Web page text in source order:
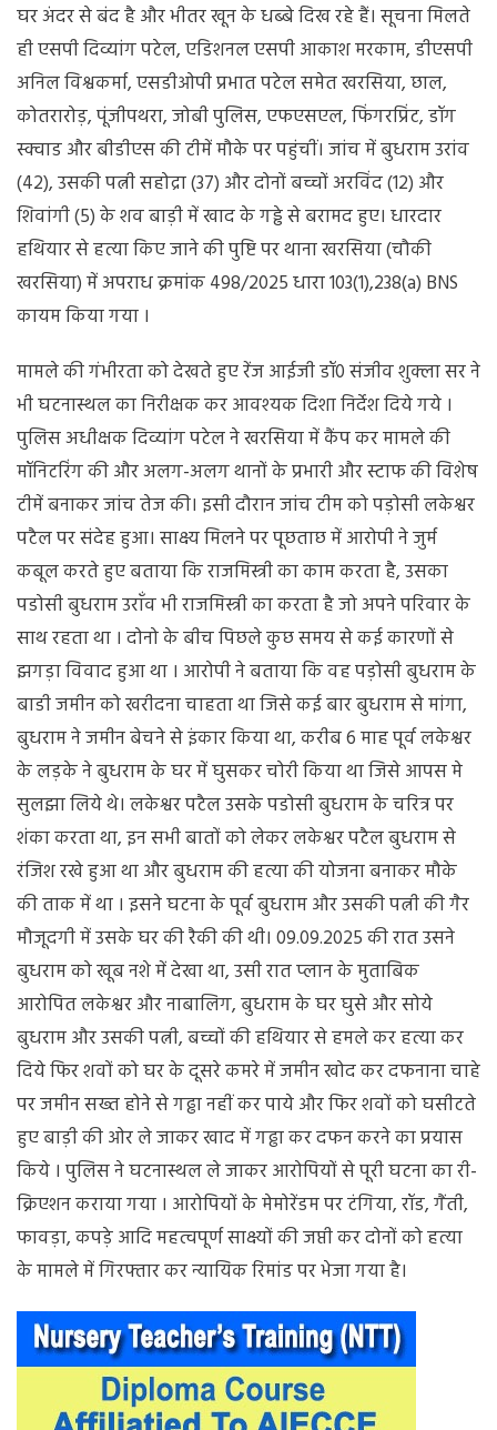
घर अंदर से बंद है और भीतर खून के धब्बे दिख रहे हैं। सूचना मिलते
ही एसपी दिव्यांग पटेल, एडिशनल एसपी आकाश मरकाम, डीएसपी
अनिल विश्वकर्मा, एसडीओपी प्रभात पटेल समेत खरसिया, छाल,
कोतरारोड़, पूंजीपथरा, जोबी पुलिस, एफएसएल, फिंगरप्रिंट, डॉग
स्क्वाड और बीडीएस की टीमें मौके पर पहुंचीं। जांच में बुधराम उरांव
(42), उसकी पत्नी सहोद्रा (37) और दोनों बच्चों अरविंद (12) और
शिवांगी (5) के शव बाड़ी में खाद के गड्ढे से बरामद हुए। धारदार
हथियार से हत्या किए जाने की पुष्टि पर थाना खरसिया (चौकी
खरसिया) में अपराध क्रमांक 498/2025 धारा 103(1),238(a) BNS
कायम किया गया ।
मामले की गंभीरता को देखते हुए रेंज आईजी डॉ0 संजीव शुक्ला सर ने
भी घटनास्थल का निरीक्षक कर आवश्यक दिशा निर्देश दिये गये ।
पुलिस अधीक्षक दिव्यांग पटेल ने खरसिया में कैंप कर मामले की
मॉनिटरिंग की और अलग-अलग थानों के प्रभारी और स्टाफ की विशेष
टीमें बनाकर जांच तेज की। इसी दौरान जांच टीम को पड़ोसी लकेश्वर
पटैल पर संदेह हुआ। साक्ष्य मिलने पर पूछताछ में आरोपी ने जुर्म
कबूल करते हुए बताया कि राजमिस्त्री का काम करता है, उसका
पडोसी बुधराम उराँव भी राजमिस्त्री का करता है जो अपने परिवार के
साथ रहता था । दोनो के बीच पिछले कुछ समय से कई कारणों से
झगड़ा विवाद हुआ था । आरोपी ने बताया कि वह पड़ोसी बुधराम के
बाडी जमीन को खरीदना चाहता था जिसे कई बार बुधराम से मांगा,
बुधराम ने जमीन बेचने से इंकार किया था, करीब 6 माह पूर्व लकेश्वर
के लड़के ने बुधराम के घर में घुसकर चोरी किया था जिसे आपस मे
सुलझा लिये थे। लकेश्वर पटैल उसके पडोसी बुधराम के चरित्र पर
शंका करता था, इन सभी बातों को लेकर लकेश्वर पटैल बुधराम से
रंजिश रखे हुआ था और बुधराम की हत्या की योजना बनाकर मौके
की ताक में था । इसने घटना के पूर्व बुधराम और उसकी पत्नी की गैर
मौजूदगी में उसके घर की रैकी की थी। 09.09.2025 की रात उसने
बुधराम को खूब नशे में देखा था, उसी रात प्लान के मुताबिक
आरोपित लकेश्वर और नाबालिग, बुधराम के घर घुसे और सोये
बुधराम और उसकी पत्नी, बच्चों की हथियार से हमले कर हत्या कर
दिये फिर शवों को घर के दूसरे कमरे में जमीन खोद कर दफनाना चाहे
पर जमीन सख्त होने से गढ्ढा नहीं कर पाये और फिर शवों को घसीटते
हुए बाड़ी की ओर ले जाकर खाद में गढ्ढा कर दफन करने का प्रयास
किये । पुलिस ने घटनास्थल ले जाकर आरोपियों से पूरी घटना का री-
क्रिएशन कराया गया । आरोपियों के मेमोरेंडम पर टंगिया, रॉड, गैंती,
फावड़ा, कपड़े आदि महत्वपूर्ण साक्ष्यों की जप्ती कर दोनों को हत्या
के मामले में गिरफ्तार कर न्यायिक रिमांड पर भेजा गया है।